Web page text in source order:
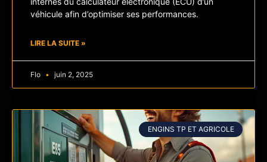
véhicule afin d’optimiser ses performances.
LIRE LA SUITE »
Flo juin 2, 2025
ENGINS TP ET AGRICOLE